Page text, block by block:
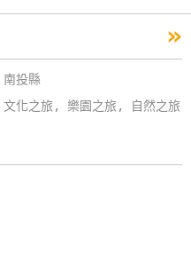
»
南投縣
文化之旅, 樂園之旅, 自然之旅